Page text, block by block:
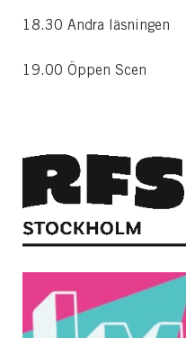
18.30 Andra läsningen
19.00 Öppen Scen